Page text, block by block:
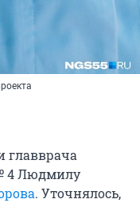
главврача
4 Людмилу
. Уточнялось,